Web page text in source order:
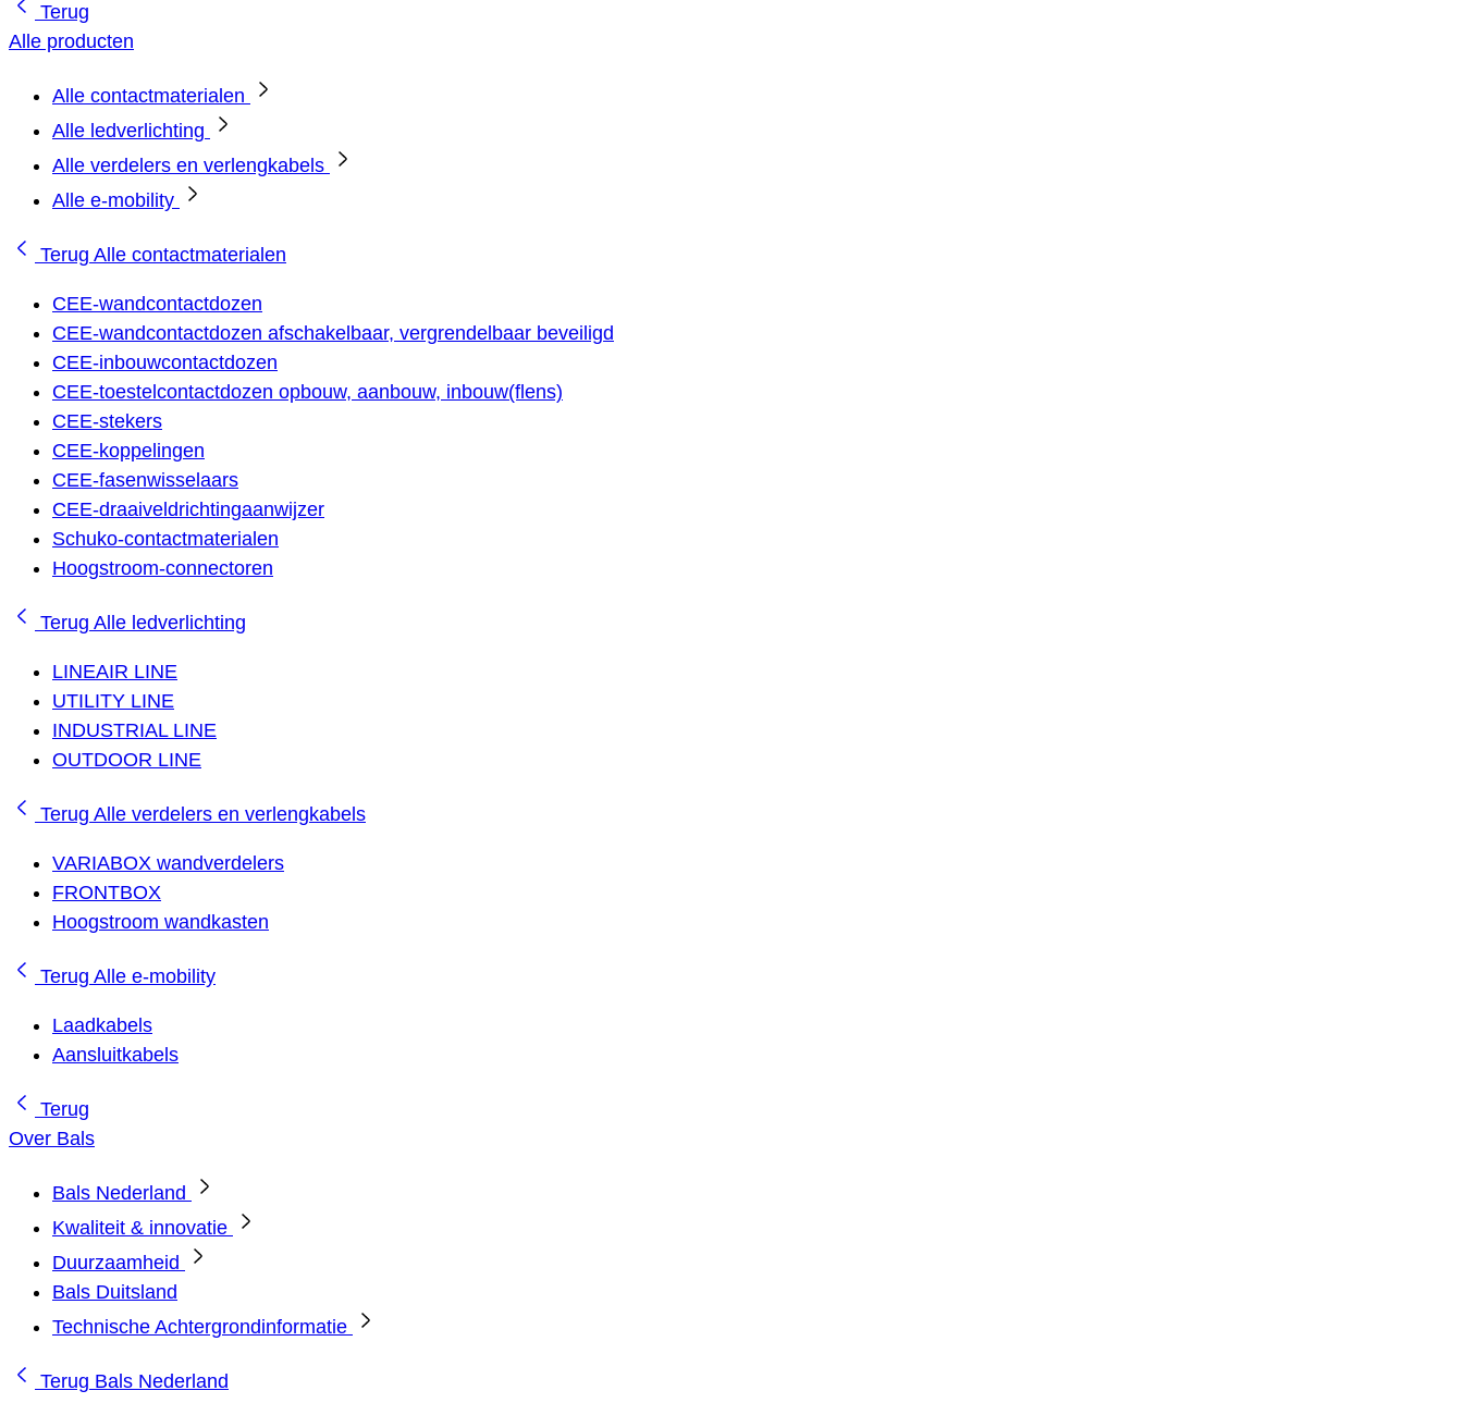
Terug
Alle producten
Alle contactmaterialen
Alle ledverlichting
Alle verdelers en verlengkabels
Alle e-mobility
Terug Alle contactmaterialen
CEE-wandcontactdozen
CEE-wandcontactdozen afschakelbaar, vergrendelbaar beveiligd
CEE-inbouwcontactdozen
CEE-toestelcontactdozen opbouw, aanbouw, inbouw(flens)
CEE-stekers
CEE-koppelingen
CEE-fasenwisselaars
CEE-draaiveldrichtingaanwijzer
Schuko-contactmaterialen
Hoogstroom-connectoren
Terug Alle ledverlichting
LINEAIR LINE
UTILITY LINE
INDUSTRIAL LINE
OUTDOOR LINE
Terug Alle verdelers en verlengkabels
VARIABOX wandverdelers
FRONTBOX
Hoogstroom wandkasten
Terug Alle e-mobility
Laadkabels
Aansluitkabels
Terug
Over Bals
Bals Nederland
Kwaliteit & innovatie
Duurzaamheid
Bals Duitsland
Technische Achtergrondinformatie
Terug Bals Nederland